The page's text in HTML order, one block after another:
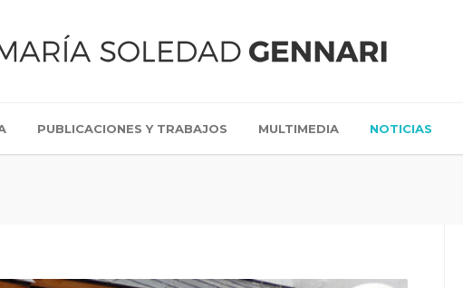
PUBLICACIONES Y TRABAJOS MULTIMEDIA NOTICIAS